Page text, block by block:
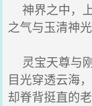
神界之中，
之气与玉清神
灵宝天尊与
目光穿透云海
却脊背挺直的老